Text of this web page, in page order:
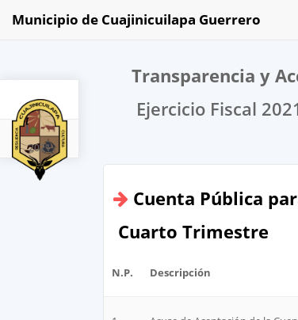
2021
Municipio de Cuajinicuilapa Guerrero
Transparencia y
Ejercicio Fiscal
Cuenta Pública
Cuarto Trimestre
N.P. Descripción